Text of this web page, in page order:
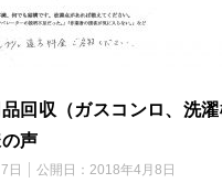
回収（ガスコンロ、洗
声
日 公開日： 2018年4月8日